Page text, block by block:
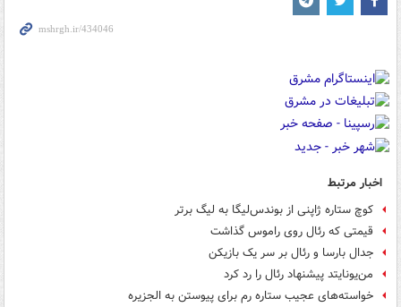
اخبار مرتبط
کوچ ستاره ژاپنی از بوندس‌لیگا به لیگ برتر
قیمتی که رئال روی راموس گذاشت
جدال بارسا و رئال بر سر یک بازیکن
من‌یونایتد پیشنهاد رئال را رد کرد
خواسته‌های عجیب ستاره رم برای پیوستن به الجزیره